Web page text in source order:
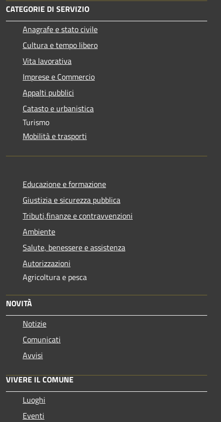
CATEGORIE DI SERVIZIO
Anagrafe e stato civile
Cultura e tempo libero
Vita lavorativa
Imprese e Commercio
Appalti pubblici
Catasto e urbanistica
Turismo
Mobilità e trasporti
Educazione e formazione
Giustizia e sicurezza pubblica
Tributi,finanze e contravvenzioni
Ambiente
Salute, benessere e assistenza
Autorizzazioni
Agricoltura e pesca
NOVITÀ
Notizie
Comunicati
Avvisi
VIVERE IL COMUNE
Luoghi
Eventi